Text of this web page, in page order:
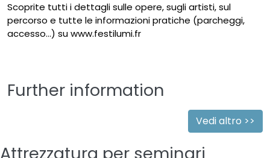
Scoprite tutti i dettagli sulle opere, sugli artisti, sul
percorso e tutte le informazioni pratiche (parcheggi,
accesso…) su www.festilumi.fr
Further information
Vedi altro >>